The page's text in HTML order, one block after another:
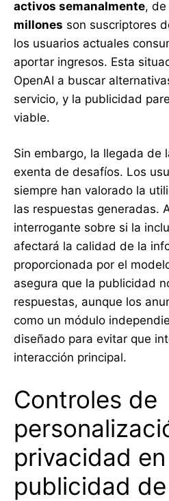
activos semanalmente, de
millones son suscriptores
los usuarios actuales
aportar ingresos. Esta
OpenAI a buscar
servicio, y la publicidad
viable.
Sin embargo, la llegada de
exenta de desafíos. Los
siempre han valorado la
las respuestas generadas.
interrogante sobre si la
afectará la calidad de la
proporcionada por el
asegura que la publicidad
respuestas, aunque los
como un módulo
diseñado para evitar que
interacción principal.
Controles de
privacidad en
publicidad